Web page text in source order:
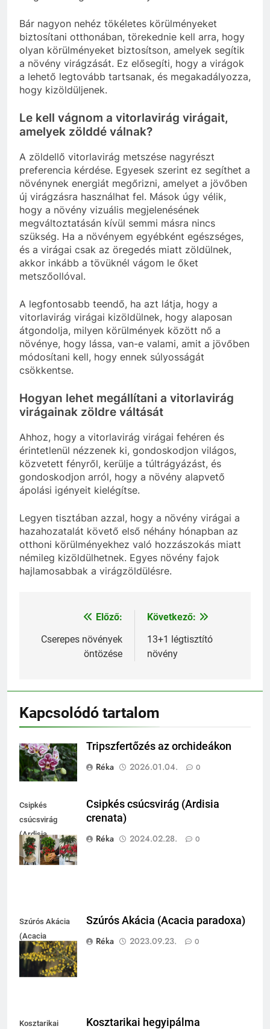
Bár nagyon nehéz tökéletes körülményeket
biztosítani otthonában, törekednie kell arra, hogy
olyan körülményeket biztosítson, amelyek segítik
a növény virágzását. Ez elősegíti, hogy a virágok
a lehető legtovább tartsanak, és megakadályozza,
hogy kizöldüljenek.
Le kell vágnom a vitorlavirág virágait,
amelyek zölddé válnak?
A zöldellő vitorlavirág metszése nagyrészt
preferencia kérdése. Egyesek szerint ez segíthet a
növénynek energiát megőrizni, amelyet a jövőben
új virágzásra használhat fel. Mások úgy vélik,
hogy a növény vizuális megjelenésének
megváltoztatásán kívül semmi másra nincs
szükség. Ha a növényem egyébként egészséges,
és a virágai csak az öregedés miatt zöldülnek,
akkor inkább a tövüknél vágom le őket
metszőollóval.
A legfontosabb teendő, ha azt látja, hogy a
vitorlavirág virágai kizöldülnek, hogy alaposan
átgondolja, milyen körülmények között nő a
növénye, hogy lássa, van-e valami, amit a jövőben
módosítani kell, hogy ennek súlyosságát
csökkentse.
Hogyan lehet megállítani a vitorlavirág
virágainak zöldre váltását
Ahhoz, hogy a vitorlavirág virágai fehéren és
érintetlenül nézzenek ki, gondoskodjon világos,
közvetett fényről, kerülje a túltrágyázást, és
gondoskodjon arról, hogy a növény alapvető
ápolási igényeit kielégítse.
Legyen tisztában azzal, hogy a növény virágai a
hazahozatalát követő első néhány hónapban az
otthoni körülményekhez való hozzászokás miatt
némileg kizöldülhetnek. Egyes növény fajok
hajlamosabbak a virágzöldülésre.
Bejegyzés
navigáció
Előző:
Cserepes növények
öntözése
Következő:
13+1 légtisztító
növény
Kapcsolódó tartalom
Tripszfertőzés az orchideákon
Réka
2026.01.04. 0
Csipkés
csúcsvirág
(Ardisia
crenata)
Csipkés csúcsvirág (Ardisia
crenata)
Réka
2024.02.28. 0
Szúrós Akácia
(Acacia
paradoxa)
Szúrós Akácia (Acacia paradoxa)
Réka
2023.09.23. 0
Kosztarikai
Kosztarikai hegyipálma